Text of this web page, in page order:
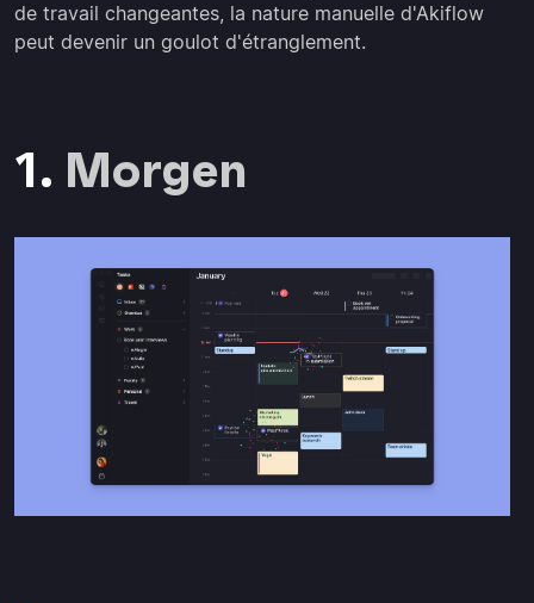
de travail changeantes, la nature manuelle d'Akiflow
peut devenir un goulot d'étranglement.
1. Morgen